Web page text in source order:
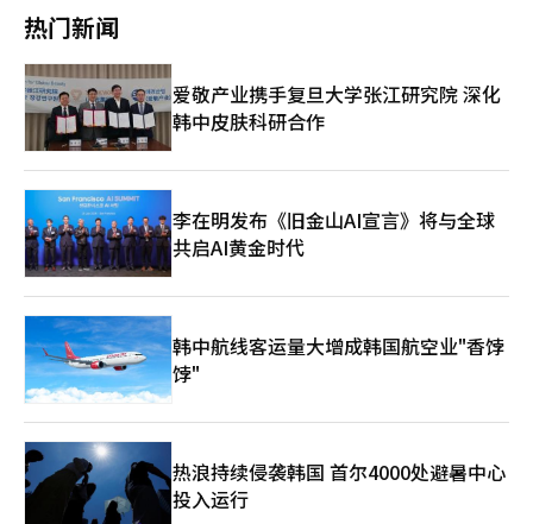
辑。
AAA级游戏媲美的评价。这是Pearl Abyss长期强调的“自主引擎
开发”的成果，也是高技术自立企业才能实现的独特表现。《红色
沙漠》采用多平台战略，支持PlayStation 5、Xbox Series X|S、
Steam、Apple Mac、Epic Games Store以及ROG Ally等设备，
极大地提高了游戏的可访问性。全球愿望清单突破300万，显示出
北美和欧洲市场的期待。在主机市场占主导地位的西方国家，开放
世界动作冒险是竞争最激烈的类型。如果《红色沙漠》能在这一市
场站稳脚跟，Pearl Abyss将完成从依赖《黑色沙漠》IP的收入结
构向“全球主机开发商”的转型。18日早上7点开始的预下载是为
了分散发布当天的用户流量，确保服务的稳定性。《红色沙漠》的
成功与否将决定Pearl Abyss的股价和企业价值。韩国游戏行业正
面临从移动为主的概率型道具商业模式向全球水平的单人和主机游
戏开发能力转型的“质变期”。专家分析，如果《红色沙漠》成
能为后续的全球项目如《DokeV》和《Plan 8》提供动力。然而，
挑战依然存在。全球市场的高消费标准、细致的Bug修复、发布后
的更新计划等售后管理能力将决定成败。与投入巨资的全球竞争对
手的质量较量中，《红色沙漠》将如何被评价，将直接影响K-主机
游戏的未来。Pearl Abyss决心通过此次发布向全球玩家展
示“Pearl Abyss式开放世界”的精髓。3月20日，韩国游戏公司
自主引擎打造的史诗巨作将如何被全球游戏迷评价，以及这是否能
成为韩国游戏市场的新兴成功公式，备受关注。※ 本报道经人工
智能（AI）系统翻译与编辑。
热门新闻
爱敬产业携手复旦大学张江研究院 深化
韩中皮肤科研合作
李在明发布《旧金山AI宣言》将与全球
共启AI黄金时代
韩中航线客运量大增成韩国航空业"香饽
饽"
热浪持续侵袭韩国 首尔4000处避暑中心
投入运行